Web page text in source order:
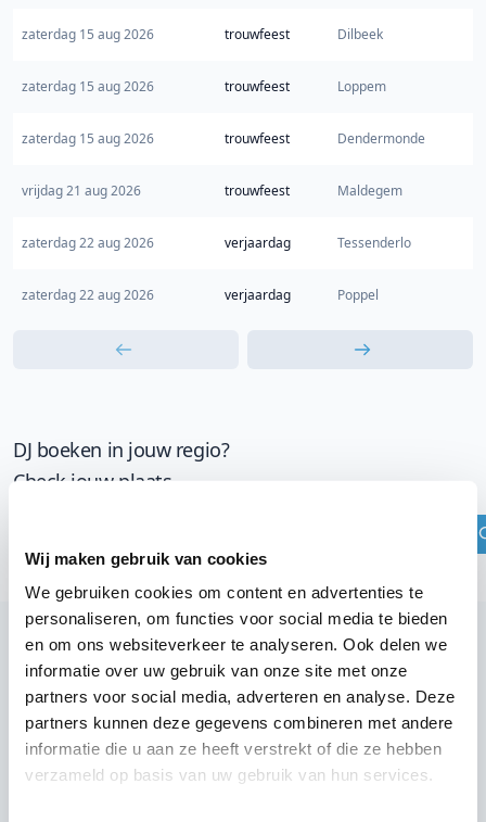
Wij maken gebruik van cookies
We gebruiken cookies om content en advertenties te
personaliseren, om functies voor social media te bieden
en om ons websiteverkeer te analyseren. Ook delen we
informatie over uw gebruik van onze site met onze
partners voor social media, adverteren en analyse. Deze
partners kunnen deze gegevens combineren met andere
informatie die u aan ze heeft verstrekt of die ze hebben
verzameld op basis van uw gebruik van hun services.
zaterdag 15 aug 2026 trouwfeest Dilbeek
zaterdag 15 aug 2026 trouwfeest Loppem
zaterdag 15 aug 2026 trouwfeest Dendermonde
vrijdag 21 aug 2026 trouwfeest Maldegem
zaterdag 22 aug 2026 verjaardag Tessenderlo
zaterdag 22 aug 2026 verjaardag Poppel
DJ boeken in jouw regio?
Check jouw plaats
Wij zijn partner van 100-en feestlocaties
Lees reviews van onze DJ's op jouw locatie